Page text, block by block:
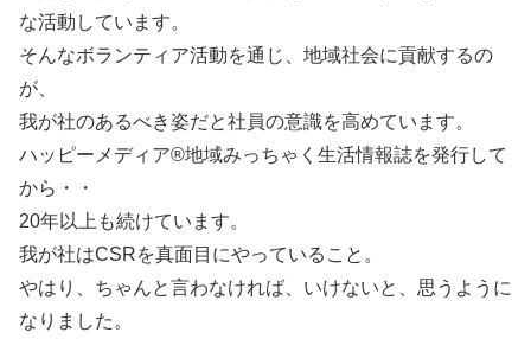
な活動しています。
そんなボランティア活動を通じ、地域社会に貢献するの
が、
我が社のあるべき姿だと社員の意識を高めています。
ハッピーメディア®地域みっちゃく生活情報誌を発行して
から・・
20年以上も続けています。
我が社はCSRを真面目にやっていること。
やはり、ちゃんと言わなければ、いけないと、思うように
なりました。